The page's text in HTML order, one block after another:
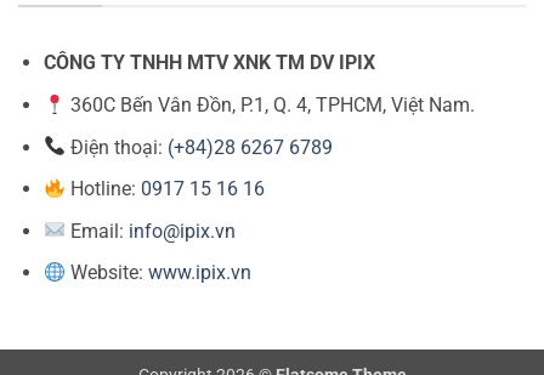
CÔNG TY TNHH MTV XNK TM DV IPIX
360C Bến Vân Đồn, P.1, Q. 4, TPHCM, Việt Nam.
Điện thoại: (+84)28 6267 6789
Hotline: 0917 15 16 16
Email: info@ipix.vn
Website:www.ipix.vn